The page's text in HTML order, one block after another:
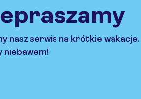
nasz serwis na krótkie wakacje.
niebawem!